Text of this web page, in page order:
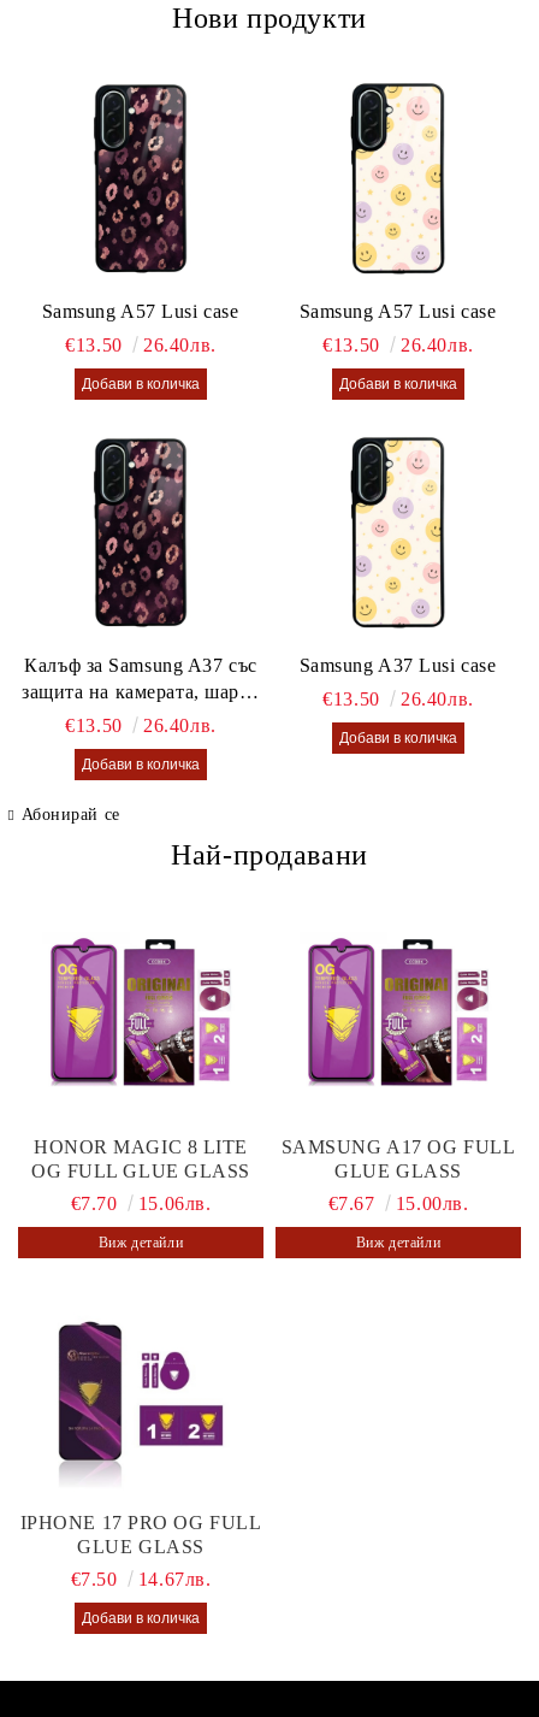
Нови продукти
Samsung A57 Lusi case
€13.50
26.40лв.
Samsung A57 Lusi case
€13.50
26.40лв.
Калъф за Samsung A37 със
защита на камерата, шарен
калъф Lusi case
€13.50 26.40лв.
Samsung A37 Lusi case
€13.50
26.40лв.
Абонирай се
Най-продавани
HONOR MAGIC 8 LITE
OG FULL GLUE GLASS
€7.70
15.06лв.
Виж детайли
SAMSUNG A17 OG FULL
GLUE GLASS
€7.67
15.00лв.
Виж детайли
IPHONE 17 PRO OG FULL
GLUE GLASS
€7.50
14.67лв.